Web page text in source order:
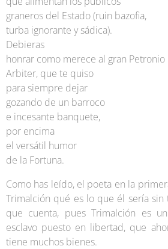
graneros del Estado (ruin bazofia,
turba ignorante y sádica).
Debieras
honrar como merece al gran Petronio
Arbiter, que te quiso
para siempre dejar
gozando de un barroco
e incesante banquete,
por encima
el versátil humor
de la Fortuna.
Como has leído, el poeta en la
Trimalción qué es lo que él sería sin
que cuenta, pues Trimalción es
esclavo puesto en libertad, que
tiene muchos bienes.